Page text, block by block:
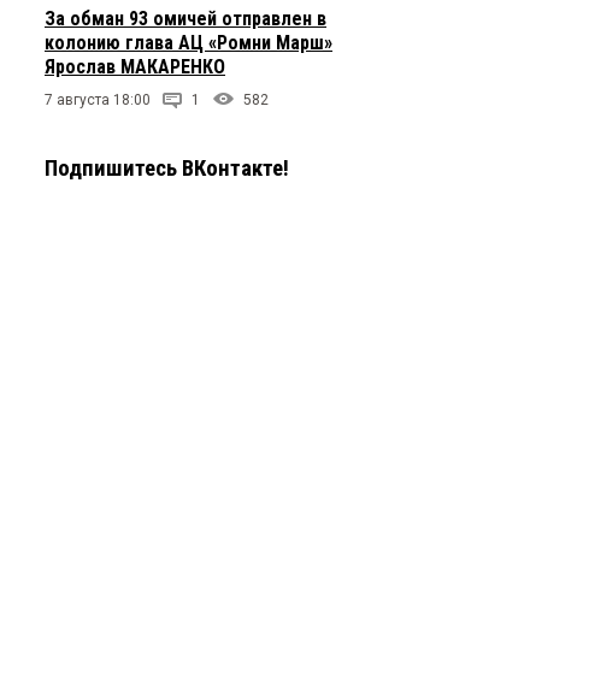
За обман 93 омичей отправлен в
колонию глава АЦ «Ромни Марш»
Ярослав МАКАРЕНКО
7 августа 18:00 1 582
Подпишитесь ВКонтакте!